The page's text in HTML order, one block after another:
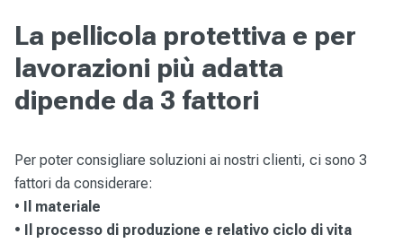
La pellicola protettiva e per
lavorazioni più adatta
dipende da 3 fattori
Per poter consigliare soluzioni ai nostri clienti, ci sono 3
fattori da considerare:
• Il materiale
• Il processo di produzione e relativo ciclo di vita